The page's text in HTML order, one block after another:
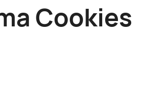
Cookies